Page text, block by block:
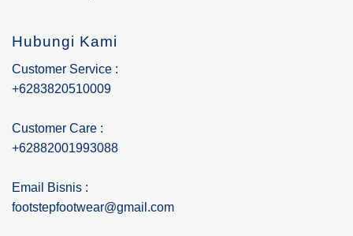
Hubungi Kami
Customer Service :
+6283820510009
Customer Care :
+62882001993088
Email Bisnis :
footstepfootwear@gmail.com